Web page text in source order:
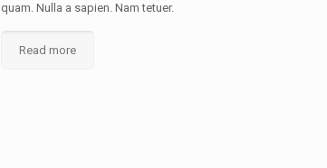
quam. Nulla a sapien. Nam tetuer.
Read more